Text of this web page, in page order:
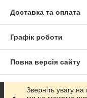
Доставка та оплата
Графік роботи
Повна версія сайту
Сайт створено на
Зверніть увагу